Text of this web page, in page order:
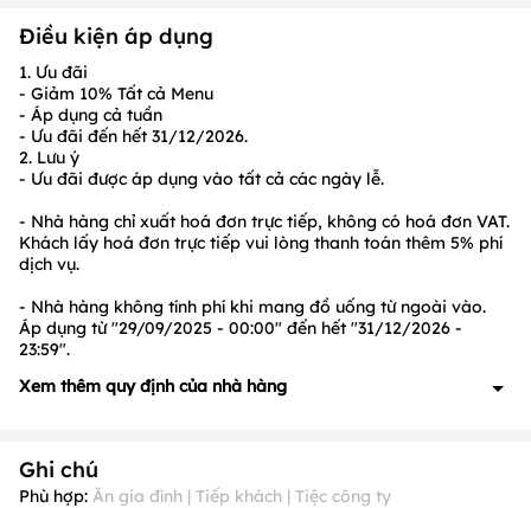
Điều kiện áp dụng
1. Ưu đãi
- Giảm 10% Tất cả Menu
- Áp dụng cả tuần
- Ưu đãi đến hết 31/12/2026.
2. Lưu ý
- Ưu đãi được áp dụng vào tất cả các ngày lễ.
- Nhà hàng chỉ xuất hoá đơn trực tiếp, không có hoá đơn VAT.
Khách lấy hoá đơn trực tiếp vui lòng thanh toán thêm 5% phí
dịch vụ.
- Nhà hàng không tính phí khi mang đồ uống từ ngoài vào.
Áp dụng từ "29/09/2025 - 00:00" đến hết "31/12/2026 -
23:59".
Xem thêm quy định của nhà hàng
- Bàn đặt của Quý khách được giữ tối đa tới 15 phút.
- Ưu đãi được áp dụng vào tất cả các ngày lễ.
Ghi chú
Phù hợp: Ăn gia đình | Tiếp khách | Tiệc công ty